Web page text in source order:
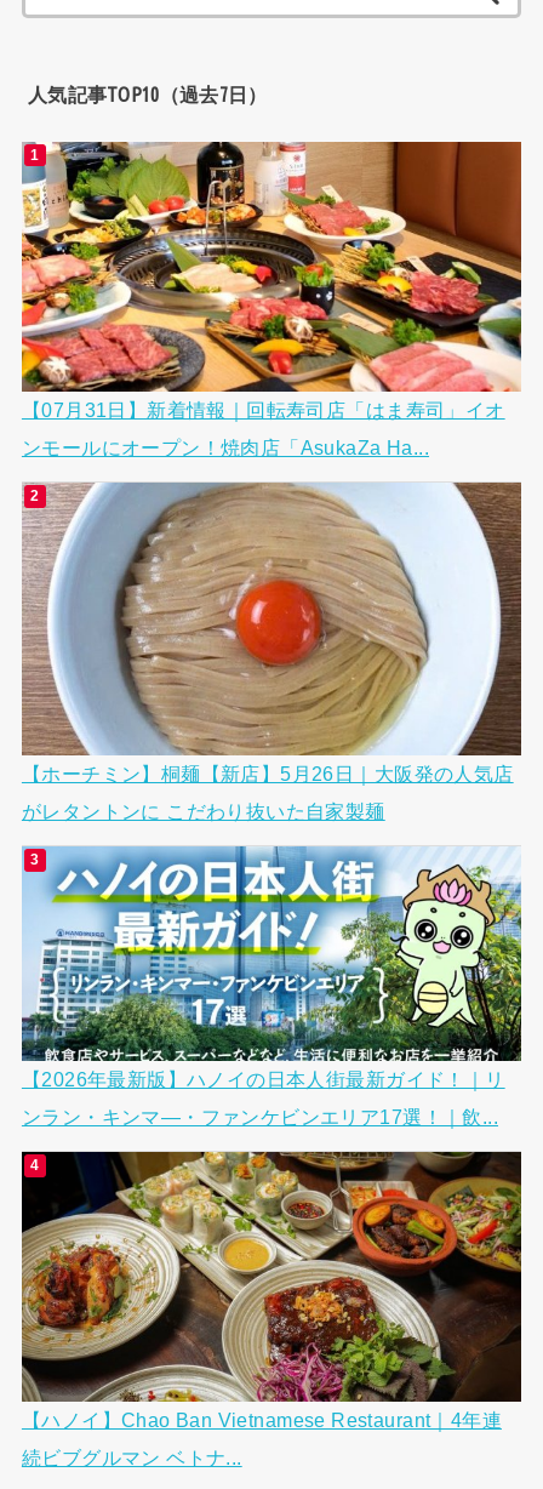
索:
人気記事TOP10（過去7日）
【07月31日】新着情報｜回転寿司店「はま寿司」イオ
ンモールにオープン！焼肉店「AsukaZa Ha...
【ホーチミン】桐麺【新店】5月26日｜大阪発の人気店
がレタントンに こだわり抜いた自家製麺
【2026年最新版】ハノイの日本人街最新ガイド！｜リ
ンラン・キンマ―・ファンケビンエリア17選！｜飲...
【ハノイ】Chao Ban Vietnamese Restaurant｜4年連
続ビブグルマン ベトナ...